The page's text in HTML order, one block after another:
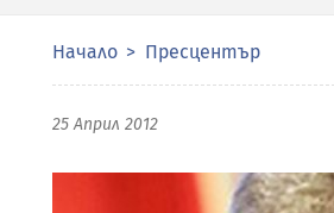
Начало Пресцентър
25 Април 2012